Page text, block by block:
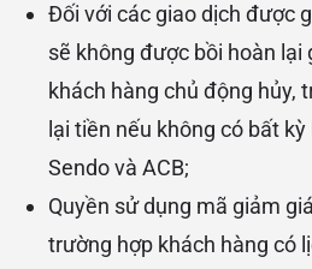
Đối với các giao dịch được
sẽ không được bồi hoàn lại
khách hàng chủ động hủy,
lại tiền nếu không có bất
Sendo và ACB;
Quyền sử dụng mã giảm
trường hợp khách hàng có